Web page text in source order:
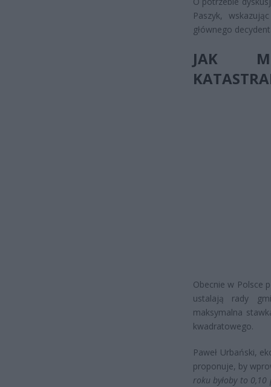
Paszyk,
głównego
JAK
Obecnie w Polsce
ustalają rady
maksymalna
kwadratowego.
Paweł Urbański,
proponuje, by
roku byłoby to